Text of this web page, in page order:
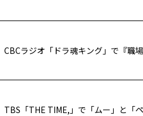
TBS「THE TIME,」で「ムー」と「